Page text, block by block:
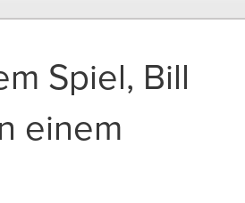
Spiel, Bill
einem